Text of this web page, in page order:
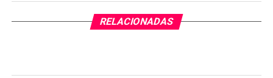
RELACIONADAS